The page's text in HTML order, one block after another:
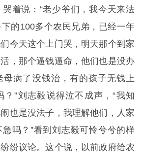
着说：“老少爷们，我今天来法
的100多个农民兄弟，已经一年
今天这个上门哭，明天那个到家
，那个逼钱逼命，他们也是没办
母病了没钱治，有的孩子无钱上
？”刘志毅说得泣不成声，“我知
也是没法子，我理解他们，人家
吗？”看到刘志毅可怜兮兮的样
纷议论。这个说，以前政府给农